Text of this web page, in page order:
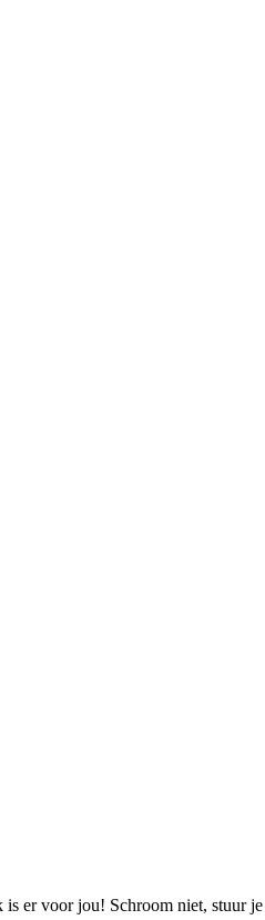
er voor jou! Schroom niet, stuur